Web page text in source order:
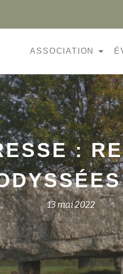
ASSOCIATION
:
13 mai 2022